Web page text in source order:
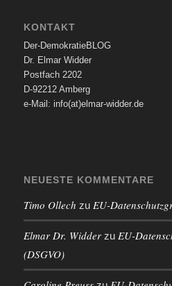
KONTAKT
Der-DemokratieBLOG
Dr. Elmar Widder
Postfach 2202
D-92212 Amberg
e-Mail: info(at)elmar-widder.de
NEUESTE KOMMENTARE
Timo Ollech zu EU-
Elmar Dr. Widderzu EU-
(DSGVO)